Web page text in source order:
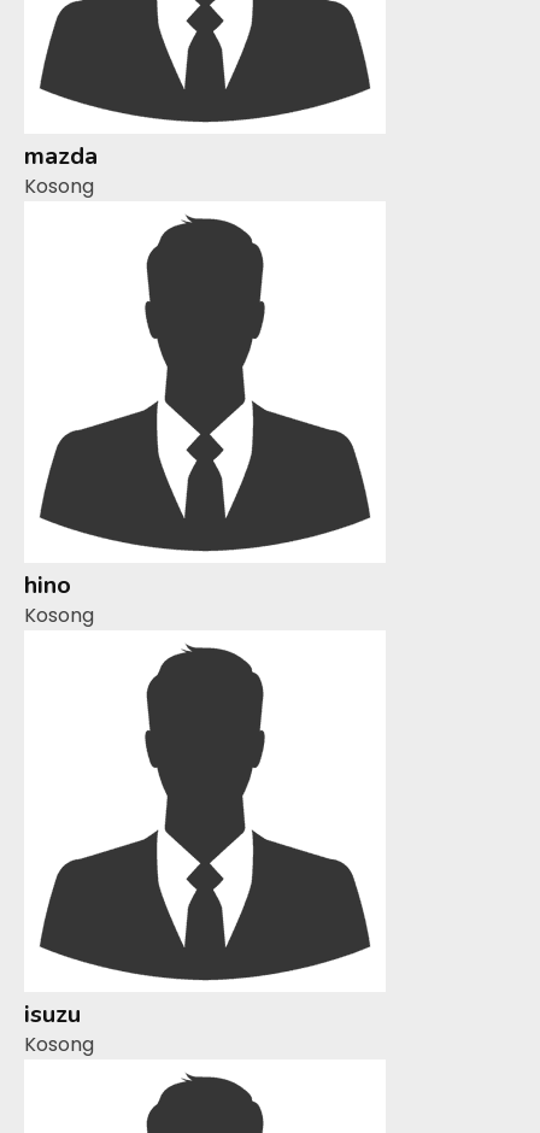
mazda
Kosong
hino
Kosong
isuzu
Kosong